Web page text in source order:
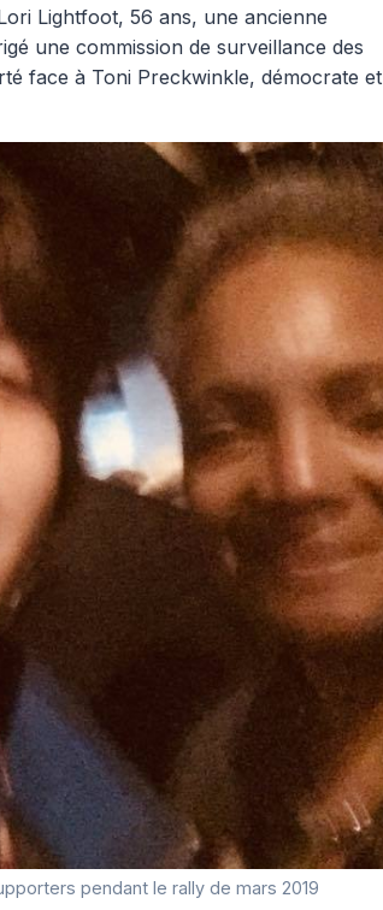
Lightfoot, 56 ans, une ancienne
une commission de surveillance des
face à Toni Preckwinkle, démocrate et
pendant le rally de mars 2019